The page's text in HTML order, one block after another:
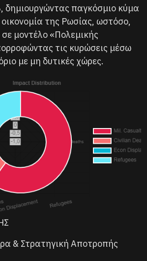
δημιουργώντας παγκόσμιο κύμα
της Ρωσίας, ωστόσο,
μοντέλο «Πολεμικής
τις κυρώσεις μέσω
με μη δυτικές χώρες.
& Στρατηγική Αποτροπής